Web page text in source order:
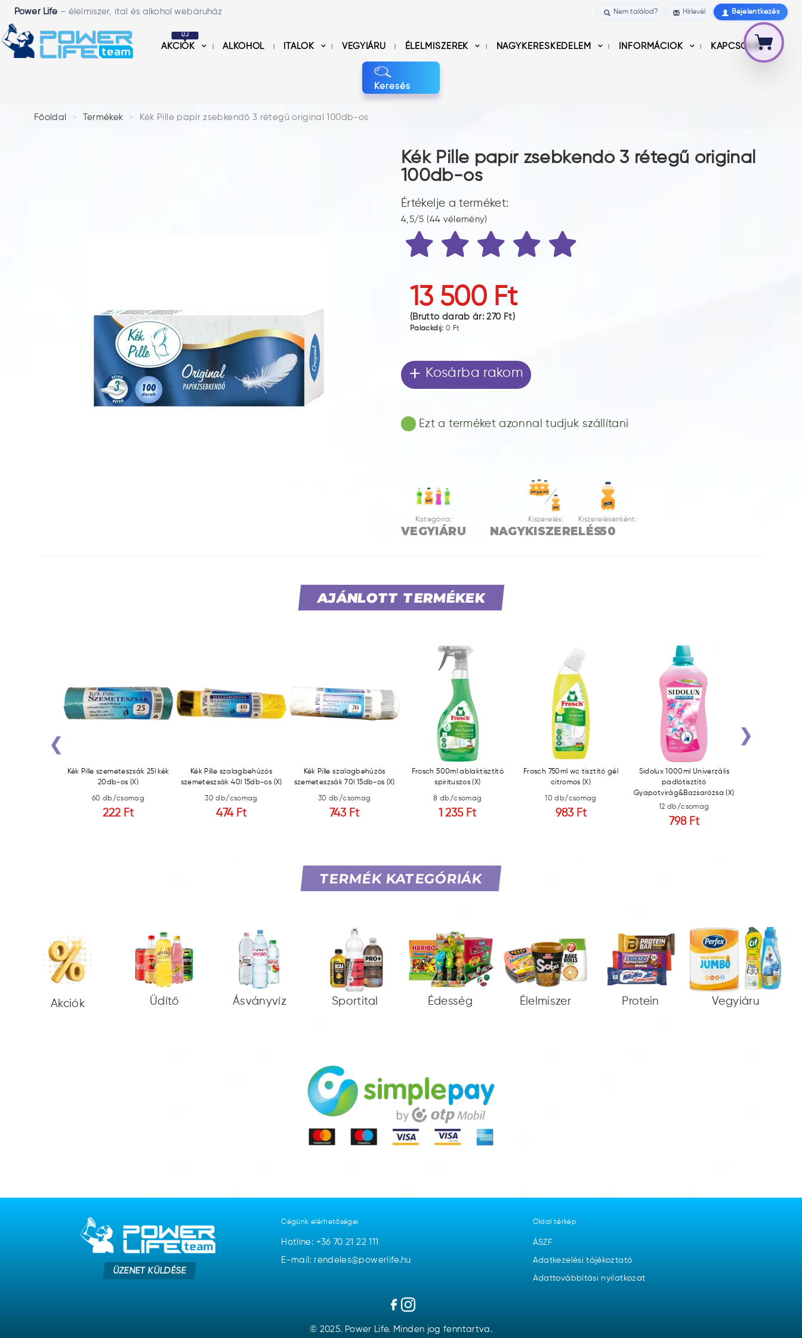
Power Life – élelmiszer, ital és alkohol webáruház Nem találod? Hírlevél Bejelentkezés
ÚJ
AKCIÓK ALKOHOL ITALOK VEGYIÁRU ÉLELMISZEREK NAGYKERESKEDELEM INFORMÁCIÓK KAPCSOLAT
Keresés
Főoldal Termékek Kék Pille papír zsebkendő 3 rétegű original 100db-os
Kék Pille papír zsebkendő 3 rétegű original
100db-os
Értékelje a terméket:
4,5/5 (44 vélemény)
13 500 Ft
(Bruttó darab ár:270 Ft)
Palackdíj: 0 Ft
+ Kosárba rakom
Ezt a terméket azonnal tudjuk szállítani
Kategória:
VEGYIÁRU
Kiszerelés:
NAGYKISZERELÉS
Kiszerelésenként:
50
AJÁNLOTT TERMÉKEK
Kék Pille szemeteszsák 25l kék
20db-os (X)
60 db/csomag
222 Ft
Kék Pille szalagbehúzós
szemeteszsák 40l 15db-os (X)
30 db/csomag
474 Ft
Kék Pille szalagbehúzós
szemeteszsák 70l 15db-os (X)
30 db/csomag
743 Ft
Frosch 500ml ablaktisztító
spirituszos (X)
8 db/csomag
1 235 Ft
Frosch 750ml wc tisztító gél
citromos (X)
10 db/csomag
983 Ft
Sidolux 1000ml Univerzális
padlótisztító
Gyapotvirág&Bazsarózsa (X)
12 db/csomag
798 Ft
‹ ›
TERMÉK KATEGÓRIÁK
Akciók Üdítő Ásványvíz Sportital Édesség Élelmiszer Protein Vegyiáru
ÜZENET KÜLDÉSE
Cégünk elérhetőségei
Hotline: +36 70 21 22 111
E-mail: rendeles@powerlife.hu
Oldal térkép
ÁSZF
Adatkezelési tájékoztató
Adattovábbítási nyilatkozat
© 2025. Power Life. Minden jog fenntartva.